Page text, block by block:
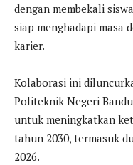
dengan membekali
siap menghadapi masa
karier.
Kolaborasi ini
Politeknik Negeri
untuk meningkatkan
tahun 2030, termasuk
2026.